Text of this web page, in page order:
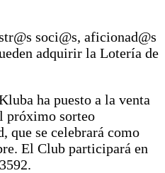
soci@s, aficionad@s
adquirir la Lotería de
ha puesto a la venta
próximo sorteo
que se celebrará como
El Club participará en